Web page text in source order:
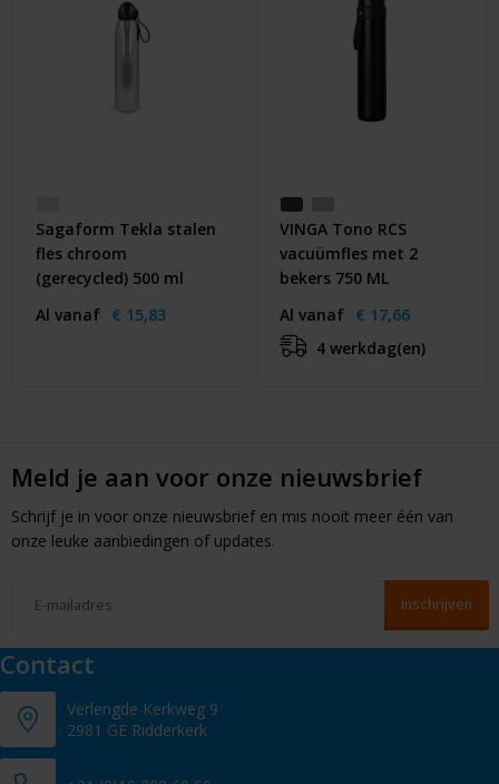
Sagaform Tekla stalen
fles chroom
(gerecycled) 500 ml
Al vanaf € 15,83
VINGA Tono RCS
vacuümfles met 2
bekers 750 ML
Al vanaf € 17,66
4 werkdag(en)
Meld je aan voor onze nieuwsbrief
Schrijf je in voor onze nieuwsbrief en mis nooit meer één van
onze leuke aanbiedingen of updates.
Contact
Verlengde Kerkweg 9
2981 GE Ridderkerk